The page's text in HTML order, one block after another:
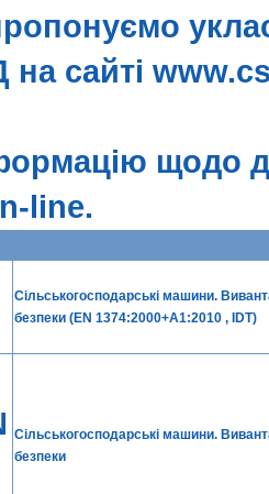
сайті
щодо
line.
Сільськогосподарські машини.
безпеки (EN 1374:2000+A1:2010 , IDT)
Сільськогосподарські машини.
безпеки